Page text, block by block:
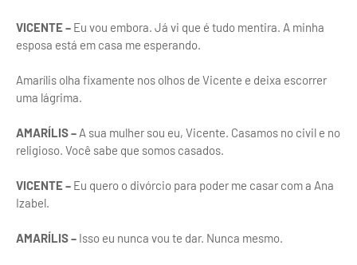
VICENTE – Eu vou embora. Já vi que é tudo mentira. A minha
esposa está em casa me esperando.
Amarílis olha fixamente nos olhos de Vicente e deixa escorrer
uma lágrima.
AMARÍLIS – A sua mulher sou eu, Vicente. Casamos no civil e no
religioso. Você sabe que somos casados.
VICENTE – Eu quero o divórcio para poder me casar com a Ana
Izabel.
AMARÍLIS – Isso eu nunca vou te dar. Nunca mesmo.